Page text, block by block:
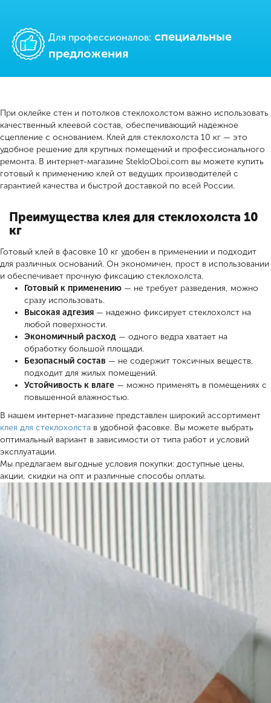
Для профессионалов: cпециальные
предложения
При оклейке стен и потолков стеклохолстом важно использовать
качественный клеевой состав, обеспечивающий надежное
сцепление с основанием. Клей для стеклохолста 10 кг — это
удобное решение для крупных помещений и профессионального
ремонта. В интернет-магазине StekloOboi.com вы можете купить
готовый к применению клей от ведущих производителей с
гарантией качества и быстрой доставкой по всей России.
Преимущества клея для стеклохолста 10
кг
Готовый клей в фасовке 10 кг удобен в применении и подходит
для различных оснований. Он экономичен, прост в использовании
и обеспечивает прочную фиксацию стеклохолста.
Готовый к применению — не требует разведения, можно
сразу использовать.
Высокая адгезия — надежно фиксирует стеклохолст на
любой поверхности.
Экономичный расход — одного ведра хватает на
обработку большой площади.
Безопасный состав — не содержит токсичных веществ,
подходит для жилых помещений.
Устойчивость к влаге — можно применять в помещениях с
повышенной влажностью.
В нашем интернет-магазине представлен широкий ассортимент
клея для стеклохолста в удобной фасовке. Вы можете выбрать
оптимальный вариант в зависимости от типа работ и условий
эксплуатации.
Мы предлагаем выгодные условия покупки: доступные цены,
акции, скидки на опт и различные способы оплаты.